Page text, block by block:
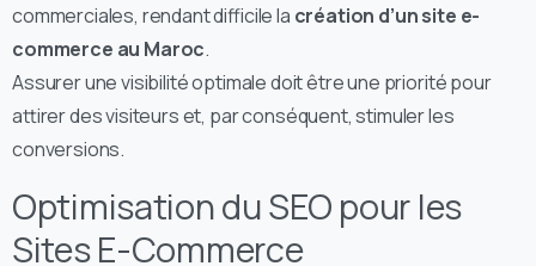
commerciales, rendant difficile la création d’un site e-
commerce au Maroc.
Assurer une visibilité optimale doit être une priorité pour
attirer des visiteurs et, par conséquent, stimuler les
conversions.
Optimisation du SEO pour les
Sites E-Commerce